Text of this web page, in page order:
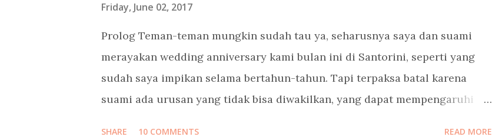
Friday, June 02, 2017
Prolog Teman-teman mungkin sudah tau ya, seharusnya saya dan suami
merayakan wedding anniversary kami bulan ini di Santorini, seperti yang
sudah saya impikan selama bertahun-tahun. Tapi terpaksa batal karena
suami ada urusan yang tidak bisa diwakilkan, yang dapat mempengaruhi
SHARE 10 COMMENTS READ MORE